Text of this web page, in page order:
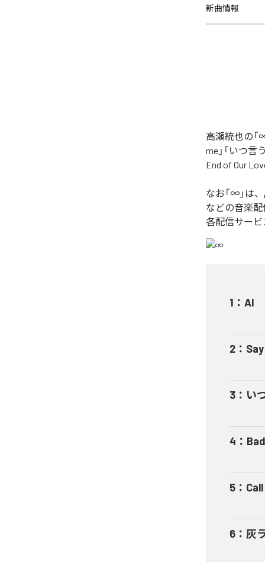
新曲情報
高瀬統也の「
me」「いつ言
End of Our
なお「∞ 」は、
などの音楽
各配信サービ
1 ： AI
2 ：
3 ： い
4 ：
5 ：
6 ： 灰